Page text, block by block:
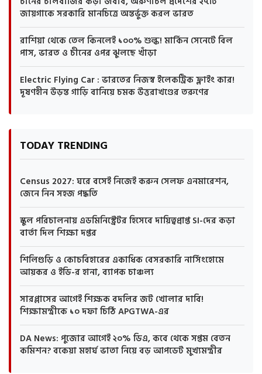
জায়গাকে সরকারি মানচিত্রে অন্তর্ভুক্ত করল ভারত
রাশিয়া থেকে তেল কিনলেই ১০০% শুল্ক! মার্কিন সেনেটে বিল
পাস, ভারত ও চীনের ওপর ঝুলছে খাঁড়া
Electric Flying Car : ভারতের নিজস্ব ইলেকট্রিক ফ্লাইং কার!
দূষণহীন উড়ন্ত গাড়ি বানিয়ে চমক উত্তরাখণ্ডের তরুণের
TODAY TRENDING
Census 2027: ঘরে বসেই নিজেই করুন সেলফ এনমারেশন,
জেনে নিন সহজ পদ্ধতি
স্কুল পরিচালনায় এডমিনিস্ট্রেটর হিসেবে দায়িত্বপ্রাপ্ত SI-দের কড়া
বার্তা দিল শিক্ষা দপ্তর
শিলিগুড়ি ও কোচবিহারের একাধিক বেসরকারি নার্সিংহোমে
আয়কর ও ইডি-র হানা, ব্যাপক চাঞ্চল্য
সারপ্লাসের আগেই শিক্ষক বদলির জট খোলার দাবি!
শিক্ষামন্ত্রীকে ১০ দফা চিঠি APGTWA-এর
DA News: পুজোর আগেই ২০% ডিএ, কবে থেকে সপ্তম বেতন
কমিশন? বকেয়া মহার্ঘ ভাতা নিয়ে বড় আপডেট মুখ্যমন্ত্রীর